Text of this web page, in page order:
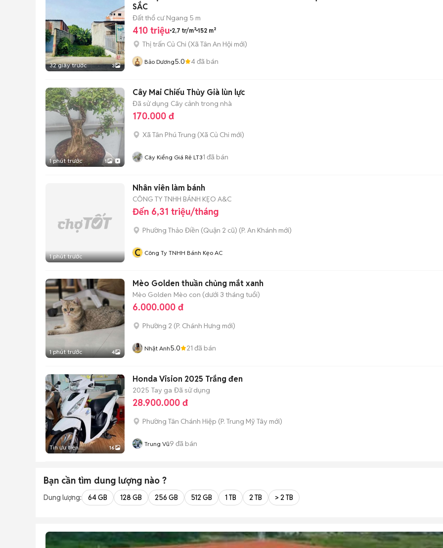
32 giây trước 3
SẮC
Đất thổ cư Ngang 5 m
410 triệu 2,7 tr/m² 152 m²
Thị trấn Củ Chi (Xã Tân An Hội mới)
Bảo Dương5.0 4đã bán
1 phút trước 1
Cây Mai Chiếu Thủy Già lùn lực
Đã sử dụng Cây cảnh trong nhà
170.000 đ
Xã Tân Phú Trung (Xã Củ Chi mới)
Cây Kiểng Giá Rẻ LT31 đã bán
1 phút trước
Nhân viên làm bánh
CÔNG TY TNHH BÁNH KẸO A&C
Đến 6,31 triệu/tháng
Phường Thảo Điền (Quận 2 cũ) (P. An Khánh mới)
C Công Ty TNHH Bánh Kẹo AC
1 phút trước 4
Mèo Golden thuần chủng mắt xanh
Mèo Golden Mèo con (dưới 3 tháng tuổi)
6.000.000 đ
Phường 2 (P. Chánh Hưng mới)
Nhật Anh5.0 21 đã bán
Tin ưu tiên 16
Honda Vision 2025 Trắng đen
2025 Tay ga Đã sử dụng
28.900.000 đ
Phường Tân Chánh Hiệp (P. Trung Mỹ Tây mới)
Trung Vũ9 đã bán
Bạn cần tìm dung lượng nào ?
Dung lượng: 64 GB 128 GB 256 GB 512 GB 1 TB 2 TB > 2 TB